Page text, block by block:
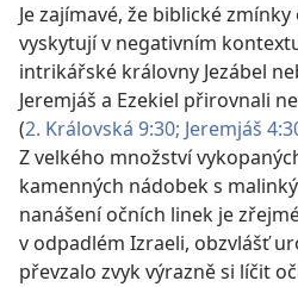
Je zajímavé, že biblické
vyskytují v negativním
intrikářské královny Jezábel
Jeremjáš a Ezekiel přirovnali
(2. Královská 9:30; Jeremjáš
Z velkého množství
kamenných nádobek s
nanášení očních linek je
v odpadlém Izraeli, obzvlášť
převzalo zvyk výrazně si líčit